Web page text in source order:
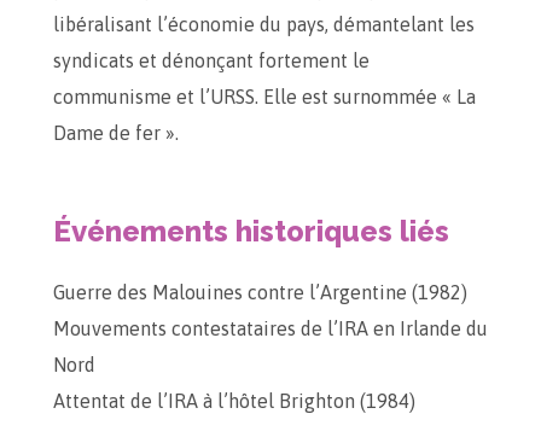
libéralisant l’économie du pays, démantelant les
syndicats et dénonçant fortement le
communisme et l’URSS. Elle est surnommée « La
Dame de fer ».
Événements historiques liés
Guerre des Malouines contre l’Argentine (1982)
Mouvements contestataires de l’IRA en Irlande du
Nord
Attentat de l’IRA à l’hôtel Brighton (1984)